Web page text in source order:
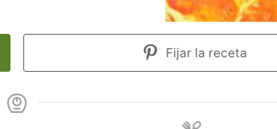
Fijar la receta